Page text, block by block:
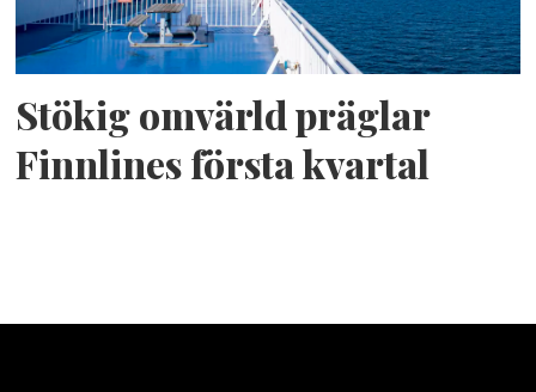
Stökig omvärld präglar
Finnlines första kvartal